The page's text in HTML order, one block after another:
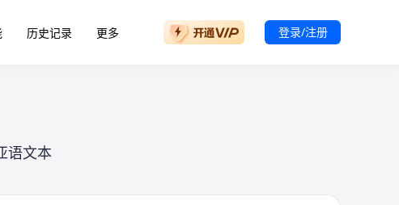
历史记录 更多 登录/注册
语文本